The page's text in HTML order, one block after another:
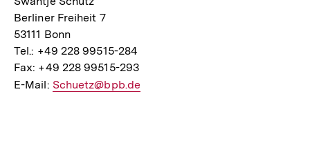
Berliner Freiheit 7
53111 Bonn
Tel.: +49 228 99515-284
Fax: +49 228 99515-293
E-Mail: E-
Schuetz@bpb.de